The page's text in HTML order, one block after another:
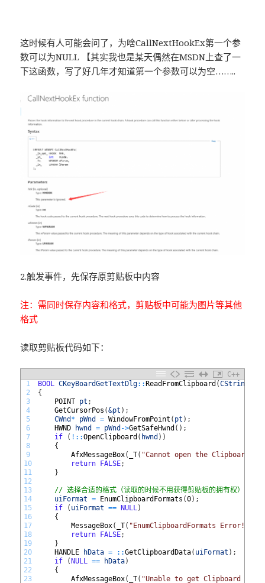
这时候有人可能会问了，为啥CallNextHookEx第一个参
数可以为NULL 【其实我也是某天偶然在MSDN上查了一
下这函数，写了好几年才知道第一个参数可以为空……..
2.触发事件，先保存原剪贴板中内容
注：需同时保存内容和格式，剪贴板中可能为图片等其他
格式
读取剪贴板代码如下：
C++
1
2
3
4
5
6
7
8
9
10
11
12
13
14
15
16
17
18
19
20
21
22
23
BOOL CKeyBoardGetTextDlg:: ReadFromClipboard (CString
{
POINT pt ;
GetCursorPos (&pt ) ;
CWnd * pWnd = WindowFromPoint ( pt ) ;
HWND
hwnd = pWnd ->GetSafeHwnd ( ) ;
if
( ! ::OpenClipboard ( hwnd ) )
{
AfxMessageBox( _T( "Cannot open the Clipboard!"
return
FALSE;
}
// 选择合适的格式（读取的时候不用获得剪贴板的拥有权）
uiFormat
= EnumClipboardFormats (0) ;
if
( uiFormat == NULL)
{
MessageBox( _T( "EnumClipboardFormats Error!"
return
FALSE;
}
HANDLE
hData = ::GetClipboardData( uiFormat ) ;
if
( NULL == hData)
{
AfxMessageBox( _T( "Unable to get Clipboard